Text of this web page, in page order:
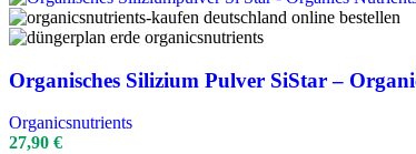
Organisches Silizium Pulver SiStar –
Organicsnutrients
27,90 €